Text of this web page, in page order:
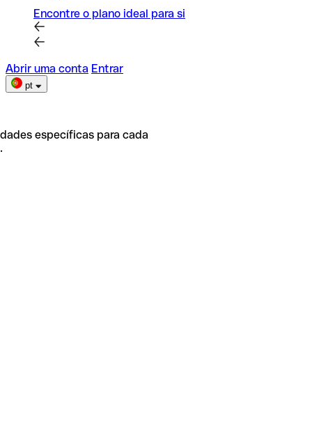
Encontre o plano ideal para si
Abrir uma conta Entrar
pt
específicas para cada